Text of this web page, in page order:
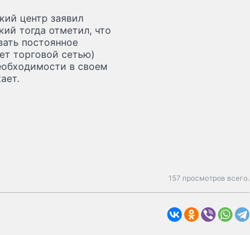
центр заявил
тогда отметил, что
постоянное
торговой сетью)
в своем
157 просмотров всего.